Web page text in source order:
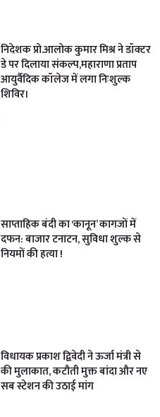
निदेशक प्रो.आलोक कुमार मिश्र ने डॉक्टर
डे पर दिलाया संकल्प,महाराणा प्रताप
आयुर्वैदिक कॉलेज में लगा निःशुल्क
शिविर।
साप्ताहिक बंदी का ‘कानून’ कागजों में
दफन: बाजार टनाटन, सुविधा शुल्क से
नियमों की हत्या !
विधायक प्रकाश द्विवेदी ने ऊर्जा मंत्री से
की मुलाकात, कटौती मुक्त बांदा और नए
सब स्टेशन की उठाई मांग